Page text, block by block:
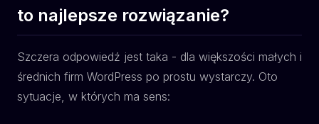
to najlepsze rozwiązanie?
Szczera odpowiedź jest taka - dla większości małych i
średnich firm WordPress po prostu wystarczy. Oto
sytuacje, w których ma sens: